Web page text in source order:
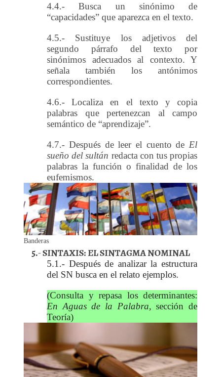
4.4.- Busca un sinónimo de
“capacidades” que aparezca en el texto.
4.5.- Sustituye los adjetivos del
segundo párrafo del texto por
sinónimos adecuados al contexto. Y
señala también los antónimos
correspondientes.
4.6.- Localiza en el texto y copia
palabras que pertenezcan al campo
semántico de “aprendizaje”.
4.7.- Después de leer el cuento de El
sueño del sultán redacta con tus propias
palabras la función o finalidad de los
eufemismos.
Banderas
5.- SINTAXIS: EL SINTAGMA NOMINAL
5.1.- Después de analizar la estructura
del SN busca en el relato ejemplos.
(Consulta y repasa los determinantes:
En Aguas de la Palabra, sección de
Teoría)